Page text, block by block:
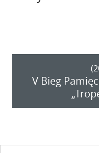
V Bieg